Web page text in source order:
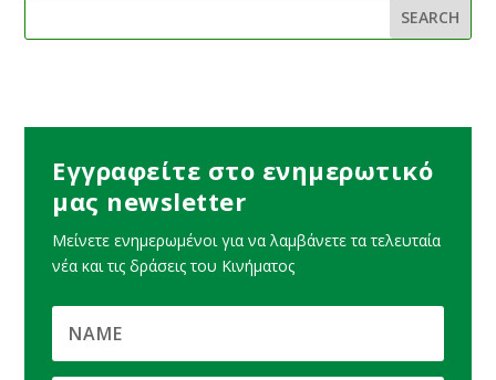
Εγγραφείτε στο ενημερωτικό
μας newsletter
Μείνετε ενημερωμένοι για να λαμβάνετε τα τελευταία
νέα και τις δράσεις του Κινήματος